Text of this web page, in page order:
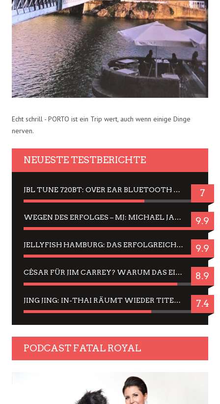
Echt schrill - PORTO ist ein Trip wert, auch wenn einige Dinge
nerven.
NEUESTE TESTBERICHTE
JBL TUNE 720BT: OVER EAR BLUETOOTH KOPFHÖRER UM DIE 50,-€ IM DAUER-TEST 7
WEGEN DES ERFOLGES – MJ: MICHAEL JACKSON MUSICAL IN EINER MATINEE SEHEN 9.9
JELLYFISH HAMBURG: DAS ERFOLGREICHE SOMMER-MENÜ 2025 IN GEFÜHLEN UND BILDERN 9.9
CÉSAR FÜR JIM CARREY? WARUM DAS EINER DER NERVIGSTEN ACTORS IST UND BLEIBT 8.9
JING JING: IN-THAI RÄUMT WIEDER TITEL AB – EIN ZWEI-STUNDEN-ERLEBNISBERICHT 7.4
PODCAST FATAL ROYAL